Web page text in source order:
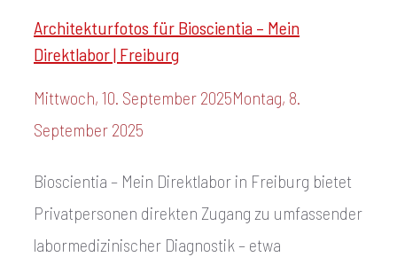
Architekturfotos für Bioscientia – Mein
Direktlabor | Freiburg
Mittwoch, 10. September 2025Montag, 8.
September 2025
Bioscientia – Mein Direktlabor in Freiburg bietet
Privatpersonen direkten Zugang zu umfassender
labormedizinischer Diagnostik – etwa